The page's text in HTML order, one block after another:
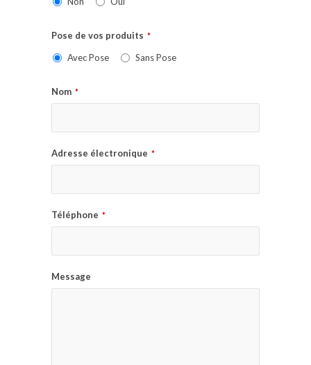
Pose de vos produits *
Avec Pose Sans Pose
Nom *
Adresse électronique *
Téléphone *
Message